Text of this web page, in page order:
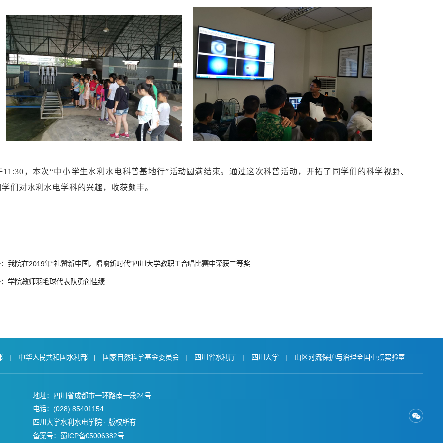
11:30，本次“中小学生水利水电科普基地行”活动圆满结束。通过这次科普活动，开拓了同学们的科学视野、
们对水利水电学科的兴趣，收获颇丰。
：我院在2019年“礼赞新中国，唱响新时代”四川大学教职工合唱比赛中荣获二等奖
学院教师羽毛球代表队勇创佳绩
| 中华人民共和国水利部 | 国家自然科学基金委员会 | 四川省水利厅 | 四川大学 | 山区河流保护与治理全国重点实验室
地址：四川省成都市一环路南一段24号
电话：(028) 85401154
四川大学水利水电学院 · 版权所有
备案号：蜀ICP备05006382号